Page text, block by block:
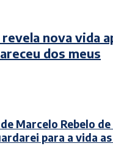
nova vida
dos meus
Marcelo Rebelo de
para a vida